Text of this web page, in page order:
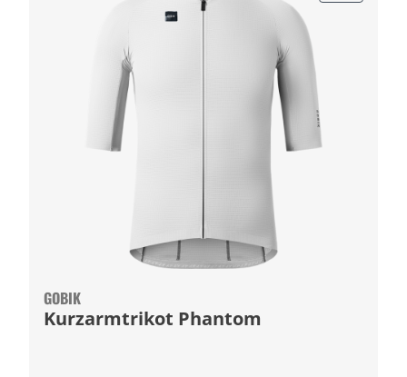
GOBIK
Kurzarmtrikot Phantom